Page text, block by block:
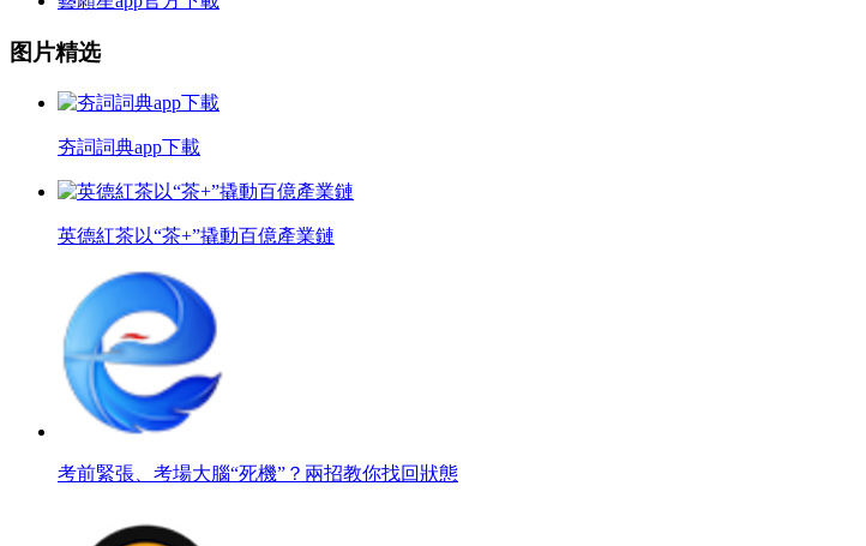
图片精选
夯詞詞典app下載
英德紅茶以“茶+”撬動百億產業鏈
考前緊張、考場大腦“死機”？兩招教你找回狀態